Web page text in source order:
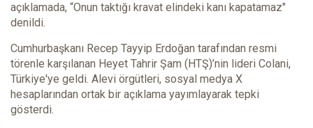
açıklamada, “Onun taktığı kravat elindeki kanı kapatamaz"
denildi.
Cumhurbaşkanı Recep Tayyip Erdoğan tarafından resmi
törenle karşılanan Heyet Tahrir Şam (HTŞ)’nin lideri Colani,
Türkiye'ye geldi. Alevi örgütleri, sosyal medya X
hesaplarından ortak bir açıklama yayımlayarak tepki
gösterdi.